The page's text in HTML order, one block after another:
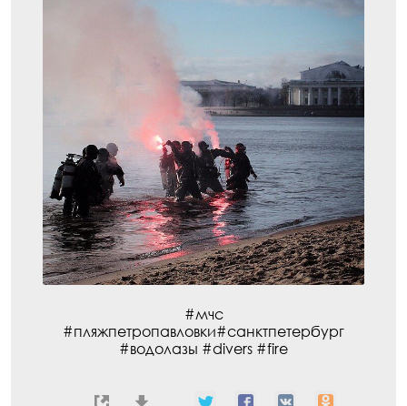
#мчс
#пляжпетропавловки#санктпетербург
#водолазы #divers #fire